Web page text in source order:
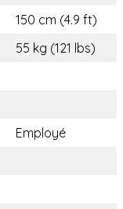
150 cm (4.9 ft)
55 kg (121 lbs)
Employé